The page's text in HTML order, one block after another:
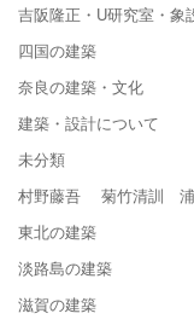
吉阪隆正・U研究室・象
四国の建築
奈良の建築・文化
建築・設計について
未分類
村野藤吾 菊竹清訓
東北の建築
淡路島の建築
滋賀の建築